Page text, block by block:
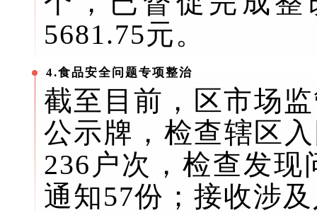
5681.75元。
4.食品安全问题专项整治
截至目前，区市场
公示牌，检查辖区
236户次，检查发现
通知57份；接收涉